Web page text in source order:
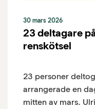
30 mars 2026
23 deltagare
renskötsel
23 personer
arrangerade en
mitten av mars.